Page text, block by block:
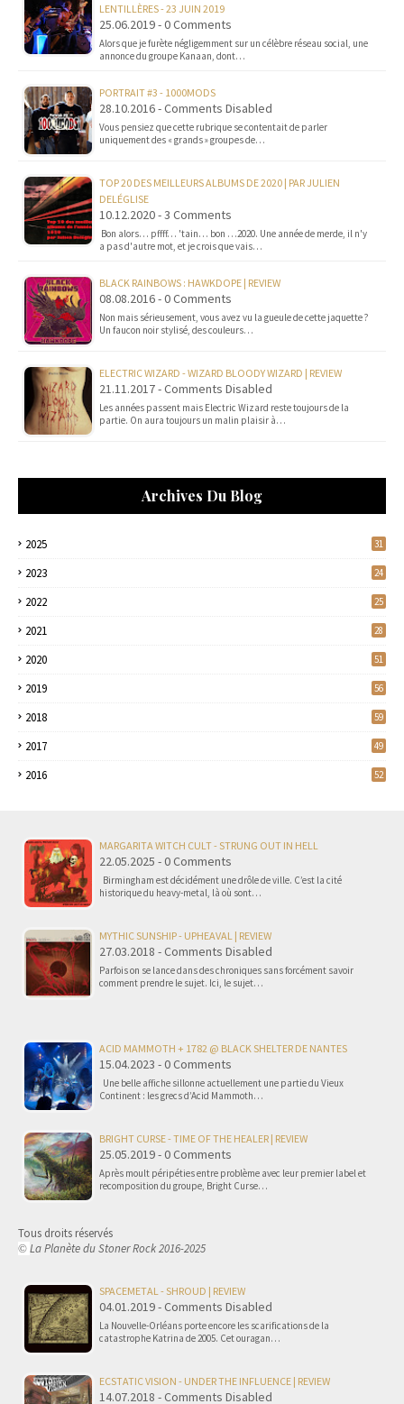
LENTILLÈRES - 23 JUIN 2019
25.06.2019 - 0 Comments
Alors que je furète négligemment sur un célèbre réseau social, une
annonce du groupe Kanaan, dont…
PORTRAIT #3 - 1000MODS
28.10.2016 - Comments Disabled
Vous pensiez que cette rubrique se contentait de parler
uniquement des « grands » groupes de…
TOP 20 DES MEILLEURS ALBUMS DE 2020 | PAR JULIEN
DELÉGLISE
10.12.2020 - 3 Comments
Bon alors… pffff… 'tain… bon …2020. Une année de merde, il n'y
a pas d'autre mot, et je crois que vais…
BLACK RAINBOWS : HAWKDOPE | REVIEW
08.08.2016 - 0 Comments
Non mais sérieusement, vous avez vu la gueule de cette jaquette ?
Un faucon noir stylisé, des couleurs…
ELECTRIC WIZARD - WIZARD BLOODY WIZARD | REVIEW
21.11.2017 - Comments Disabled
Les années passent mais Electric Wizard reste toujours de la
partie. On aura toujours un malin plaisir à…
Archives Du Blog
2025 31
2023 24
2022 25
2021 28
2020 51
2019 56
2018 59
2017 49
2016 52
MARGARITA WITCH CULT - STRUNG OUT IN HELL
22.05.2025 - 0 Comments
Birmingham est décidément une drôle de ville. C’est la cité
historique du heavy-metal, là où sont…
MYTHIC SUNSHIP - UPHEAVAL | REVIEW
27.03.2018 - Comments Disabled
Parfois on se lance dans des chroniques sans forcément savoir
comment prendre le sujet. Ici, le sujet…
ACID MAMMOTH + 1782 @ BLACK SHELTER DE NANTES
15.04.2023 - 0 Comments
Une belle affiche sillonne actuellement une partie du Vieux
Continent : les grecs d’Acid Mammoth…
BRIGHT CURSE - TIME OF THE HEALER | REVIEW
25.05.2019 - 0 Comments
Après moult péripéties entre problème avec leur premier label et
recomposition du groupe, Bright Curse…
Tous droits réservés
© La Planète du Stoner Rock 2016-2025
SPACEMETAL - SHROUD | REVIEW
04.01.2019 - Comments Disabled
La Nouvelle-Orléans porte encore les scarifications de la
catastrophe Katrina de 2005. Cet ouragan…
ECSTATIC VISION - UNDER THE INFLUENCE | REVIEW
14.07.2018 - Comments Disabled